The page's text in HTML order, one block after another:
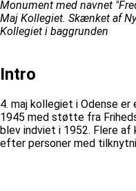
Monument med navnet
Maj Kollegiet. Skænket af
Kollegiet i baggrunden
Intro
4. maj kollegiet i Odense
1945 med støtte fra
blev indviet i 1952. Flere
efter personer med